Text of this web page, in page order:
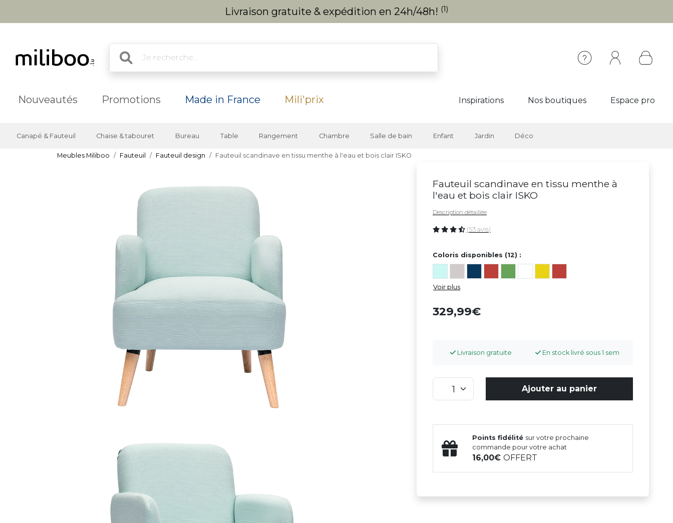
Livraison gratuite & expédition en 24h/48h! (1)
Nouveautés Promotions Made in France Mili'prix Inspirations Nos boutiques Espace pro
Canapé & Fauteuil Chaise & tabouret Bureau Table Rangement Chambre Salle de bain Enfant Jardin Déco
Meubles Miliboo Fauteuil Fauteuil design Fauteuil scandinave en tissu menthe à l'eau et bois clair ISKO
Fauteuil scandinave en tissu menthe à
l'eau et bois clair ISKO
Description détaillée
(53 avis)
Coloris disponibles (12) :
Voir plus
329,99
Livraison gratuite En stock livré sous 1 sem
Ajouter au panier
Points fidélité sur votre prochaine
commande pour votre achat
16,00OFFERT